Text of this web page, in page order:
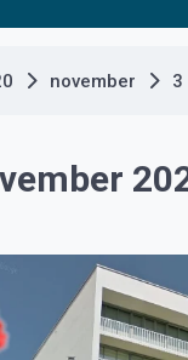
november 3